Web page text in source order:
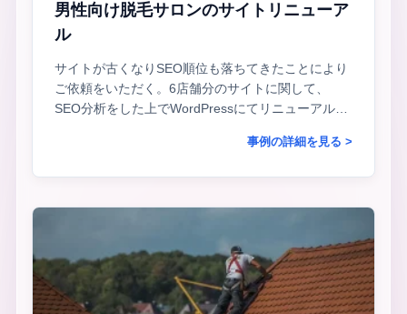
男性向け脱毛サロンのサイトリニューア
ル
サイトが古くなりSEO順位も落ちてきたことにより
ご依頼をいただく。6店舗分のサイトに関して、
SEO分析をした上でWordPressにてリニューアルを
事例の詳細を見る >